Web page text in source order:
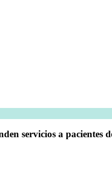
servicios a pacientes